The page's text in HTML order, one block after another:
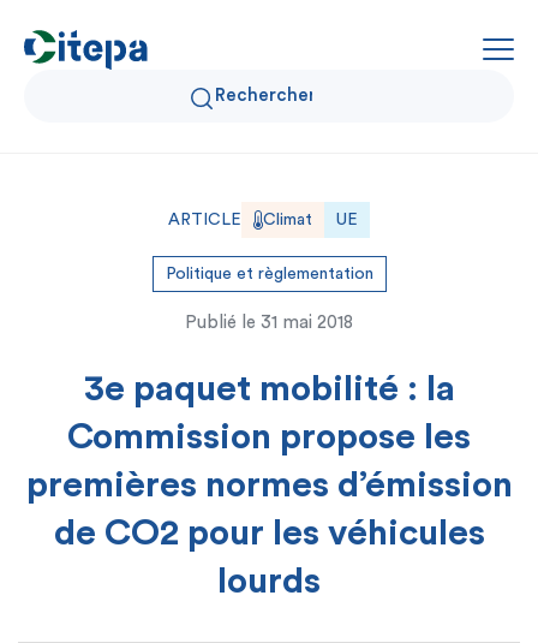
Qui sommes-nous ?
Données Air et Climat
Expertise et solutions
ARTICLE Climat UE
Politique et règlementation
Publié le 31 mai 2018
3e paquet mobilité : la
Commission propose les
premières normes d’émission
de CO2 pour les véhicules
lourds